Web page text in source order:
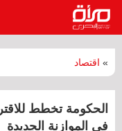
» اقتصاد
في الموازنة الجديدة